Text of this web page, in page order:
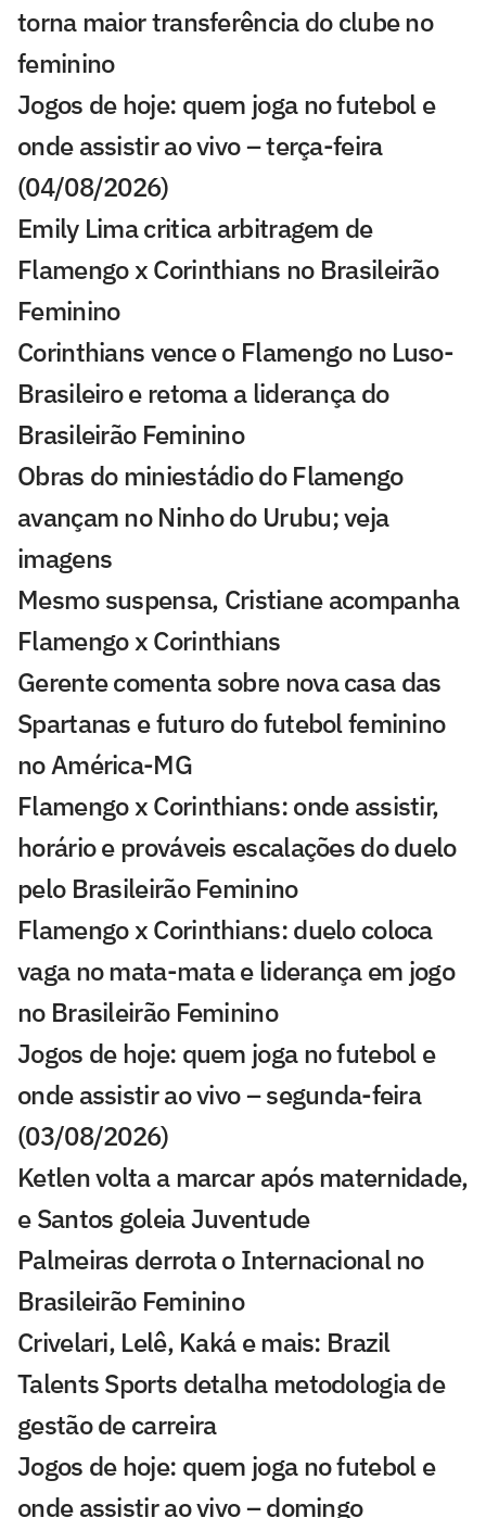
torna maior transferência do clube no
feminino
Jogos de hoje: quem joga no futebol e
onde assistir ao vivo – terça-feira
(04/08/2026)
Emily Lima critica arbitragem de
Flamengo x Corinthians no Brasileirão
Feminino
Corinthians vence o Flamengo no Luso-
Brasileiro e retoma a liderança do
Brasileirão Feminino
Obras do miniestádio do Flamengo
avançam no Ninho do Urubu; veja
imagens
Mesmo suspensa, Cristiane acompanha
Flamengo x Corinthians
Gerente comenta sobre nova casa das
Spartanas e futuro do futebol feminino
no América-MG
Flamengo x Corinthians: onde assistir,
horário e prováveis escalações do duelo
pelo Brasileirão Feminino
Flamengo x Corinthians: duelo coloca
vaga no mata-mata e liderança em jogo
no Brasileirão Feminino
Jogos de hoje: quem joga no futebol e
onde assistir ao vivo – segunda-feira
(03/08/2026)
Ketlen volta a marcar após maternidade,
e Santos goleia Juventude
Palmeiras derrota o Internacional no
Brasileirão Feminino
Crivelari, Lelê, Kaká e mais: Brazil
Talents Sports detalha metodologia de
gestão de carreira
Jogos de hoje: quem joga no futebol e
onde assistir ao vivo – domingo